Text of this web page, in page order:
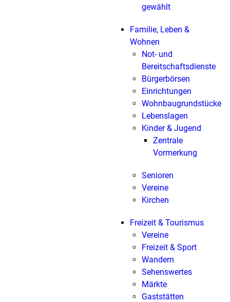
gewählt
Familie, Leben &
Wohnen
Not- und
Bereitschaftsdienste
Bürgerbörsen
Einrichtungen
Wohnbaugrundstücke
Lebenslagen
Kinder & Jugend
Zentrale
Vormerkung
Senioren
Vereine
Kirchen
Freizeit & Tourismus
Vereine
Freizeit & Sport
Wandern
Sehenswertes
Märkte
Gaststätten